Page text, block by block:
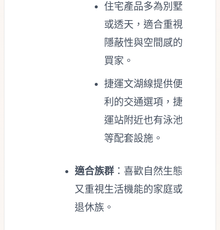
住宅產品多為別墅
或透天，適合重視
隱蔽性與空間感的
買家。
捷運文湖線提供便
利的交通選項，捷
運站附近也有泳池
等配套設施。
適合族群 ：喜歡自然生態
又重視生活機能的家庭或
退休族。